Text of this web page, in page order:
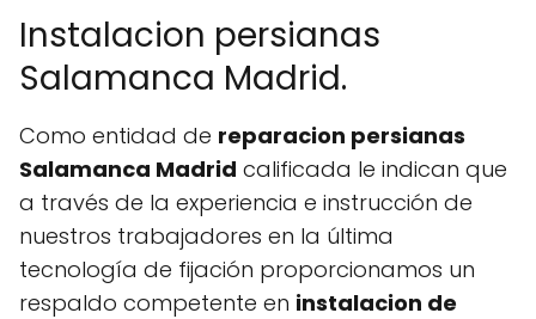
Instalacion persianas
Salamanca Madrid.
Como entidad de reparacion persianas
Salamanca Madrid calificada le indican que
a través de la experiencia e instrucción de
nuestros trabajadores en la última
tecnología de fijación proporcionamos un
respaldo competente en instalacion de